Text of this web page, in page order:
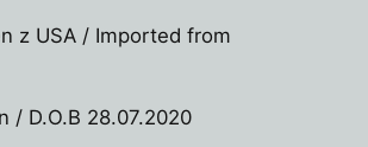
z USA / Imported from
/ D.O.B 28.07.2020